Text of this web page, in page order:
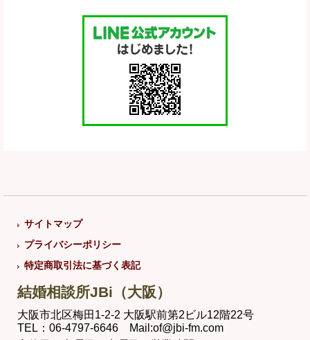
サイトマップ
プライバシーポリシー
特定商取引法に基づく表記
結婚相談所JBi（大阪）
大阪市北区梅田1-2-2 大阪駅前第2ビル12階22号
TEL：06-4797-6646 Mail:of@jbi-fm.com